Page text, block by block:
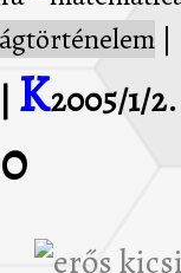
K2005/1/2. |